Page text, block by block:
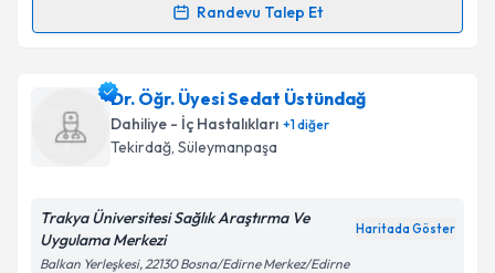
'ni okudum ve kişisel verilerimin belirtilen
kapsamda işlenmesini kabul ediyorum.
Takvim Talebini Gönder
Randevu Talep Et
Randevu Takvimi Talebi
Dr. Öğr. Üyesi Hakan Akdereiçin randevu takvimi
talebi oluşturun. Size bu uzmandan randevu almanız
için bir takvim hazırlandığında e-posta ile
bilgilendireceğiz.
E-posta Adresiniz
Dr. Öğr. Üyesi Sedat Üstündağ
Dahiliye - İç Hastalıkları +1diğer
Tekirdağ, Süleymanpaşa
Trakya Üniversitesi Sağlık Araştırma Ve
Uygulama Merkezi
Haritada Göster
Balkan Yerleşkesi, 22130 Bosna/Edirne Merkez/Edirne